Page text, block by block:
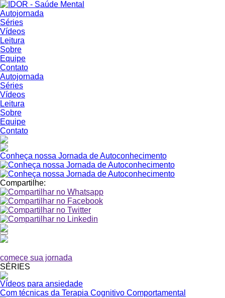
Autojornada
Séries
Vídeos
Leitura
Sobre
Equipe
Contato
Autojornada
Séries
Vídeos
Leitura
Sobre
Equipe
Contato
Conheça nossa Jornada de Autoconhecimento
Compartilhe:
comece sua jornada
SÉRIES
Vídeos para ansiedade
Com técnicas da Terapia Cognitivo Comportamental